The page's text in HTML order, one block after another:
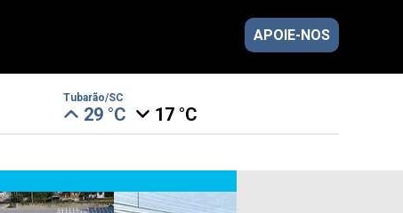
APOIE-NOS
Tubarão/SC
29 °C 17 °C